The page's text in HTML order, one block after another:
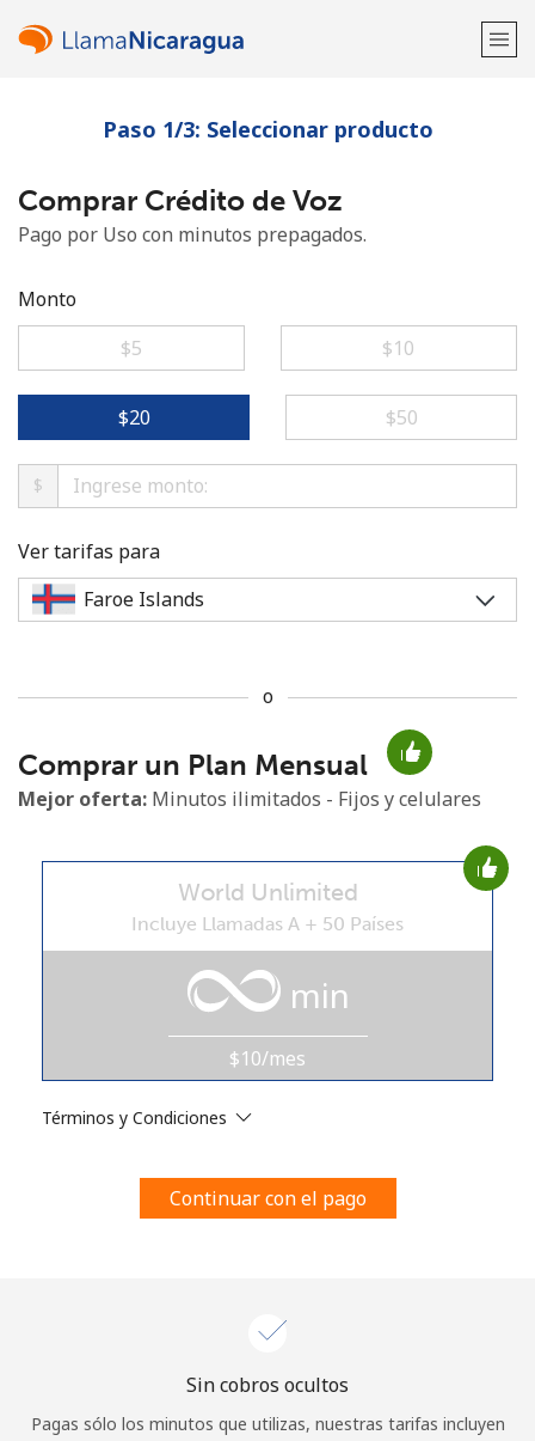
¡Bienvenido!
¿Ya tienes una cuenta?Inicia sesión →
No se ha creado una contraseña
Mínimo 8 caracteres
Una letra mayúscula y una minúscula
Un número
estosTérminos y condiciones.
Únete
¡Hola!
Inicia sesión oREGÍSTRATE →
Paso 1/3: Seleccionar producto
Comprar Crédito de Voz
Pago por Uso con minutos prepagados.
Monto
⁦$5⁩
⁦$10⁩
⁦$20⁩ ⁦$50⁩
$
Ver tarifas para
o
Comprar un Plan Mensual
Mejor oferta: Minutos ilimitados - Fijos y celulares
World Unlimited
Incluye Llamadas A + 50 Países
min
$10/mes
Términos y Condiciones
Continuar con el pago
Sin cobros ocultos
Pagas sólo los minutos que utilizas, nuestras tarifas incluyen